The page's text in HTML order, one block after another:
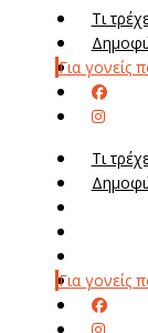
Τι
Για γονείς
Τι
Για γονείς